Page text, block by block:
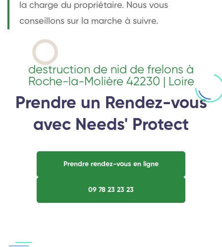
la charge du propriétaire. Nous vous
conseillons sur la marche à suivre.
destruction de nid de frelons à
Roche-la-Molière 42230 | Loire
Prendre un Rendez-vous
avec Needs' Protect
Prendre rendez-vous en ligne
09 78 23 23 23